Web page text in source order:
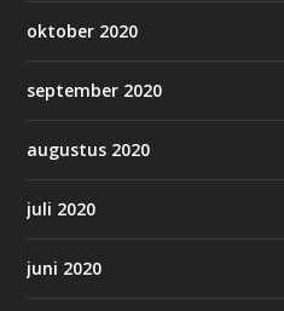
oktober 2020
september 2020
augustus 2020
juli 2020
juni 2020